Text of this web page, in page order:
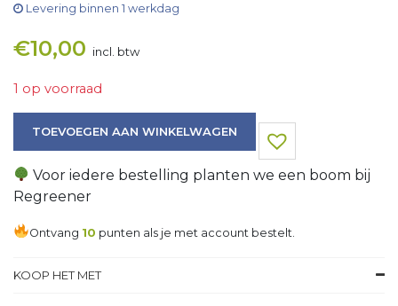
Levering binnen 1 werkdag
€10,00 incl. btw
1 op voorraad
TOEVOEGEN AAN WINKELWAGEN
Voor iedere bestelling planten we een boom bij
Regreener
Ontvang 10 punten als je met account bestelt.
KOOP HET MET